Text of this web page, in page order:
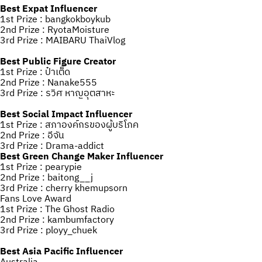
Best Expat Influencer
1st Prize : bangkokboykub
2nd Prize : RyotaMoisture
3rd Prize : MAIBARU ThaiVlog
Best Public Figure Creator
1st Prize : ป๋าเต็ด
2nd Prize : Nanake555
3rd Prize : รวิศ หาญอุตสาหะ
Best Social Impact Influencer
1st Prize : สภาองค์กรของผู้บริโภค
2nd Prize : อีจัน
3rd Prize : Drama-addict
Best Green Change Maker Influencer
1st Prize : pearypie
2nd Prize : baitong__j
3rd Prize : cherry khemupsorn
Fans Love Award
1st Prize : The Ghost Radio
2nd Prize : kambumfactory
3rd Prize : ployy_chuek
Best Asia Pacific Influencer